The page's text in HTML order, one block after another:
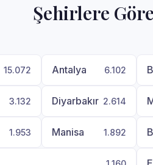
Şehirlere
15.072 Antalya 6.102
3.132 Diyarbakır 2.614
1.953 Manisa 1.892